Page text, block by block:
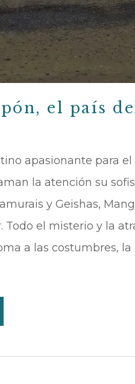
el país
apasionante para
la atención su
y Geishas,
Todo el misterio y la
a las costumbres,